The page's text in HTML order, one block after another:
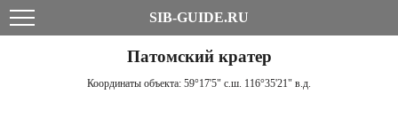
SIB-GUIDE.RU
Патомский кратер
Координаты объекта: 59°17'5" с.ш. 116°35'21" в.д.